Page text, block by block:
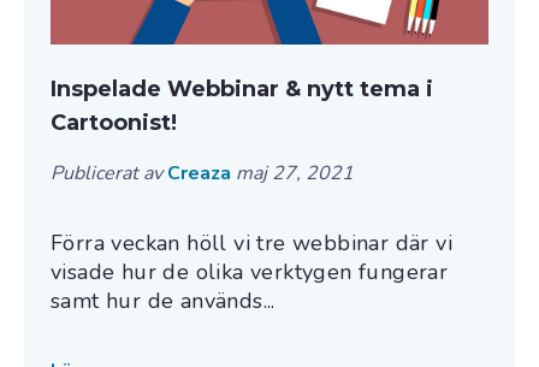
Inspelade Webbinar & nytt tema i
Cartoonist!
Publicerat avCreaza maj 27, 2021
Förra veckan höll vi tre webbinar där vi
visade hur de olika verktygen fungerar
samt hur de används...